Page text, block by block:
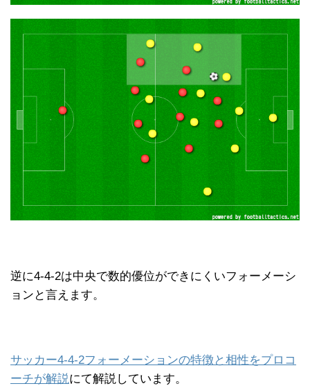
逆に4-4-2は中央で数的優位ができにくいフォーメーシ
ョンと言えます。
サッカー4-4-2フォーメーションの特徴と相性をプロコ
ーチが解説にて解説しています。